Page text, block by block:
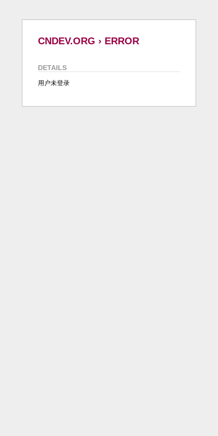
CNDEV.ORG › ERROR
DETAILS
用户未登录